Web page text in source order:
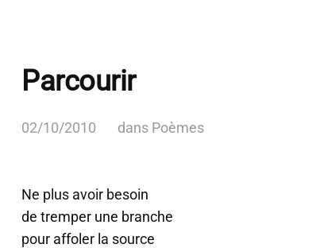
Parcourir
02/10/2010 dans Poèmes
Ne plus avoir besoin
de tremper une branche
pour affoler la source